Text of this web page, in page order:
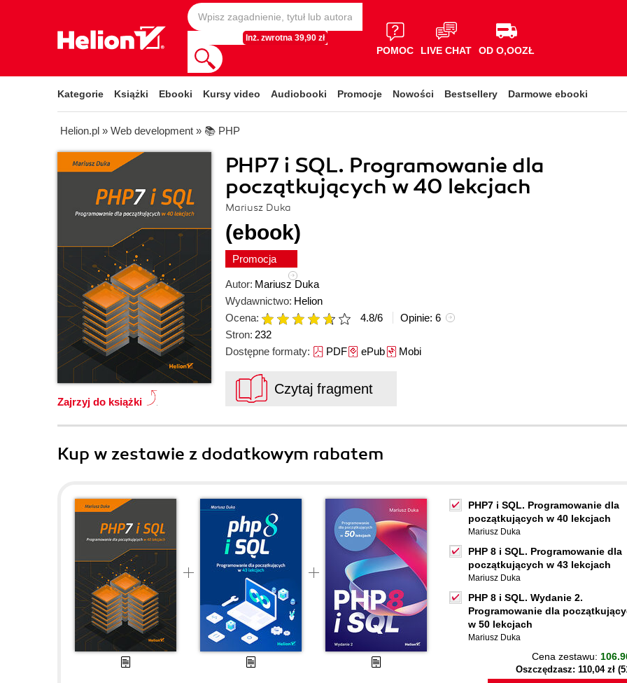
Inż. zwrotna 39,90 zł
POMOC LIVE CHAT OD O,OOZŁ
Kategorie Książki Ebooki Kursy video Audiobooki Promocje Nowości Bestsellery Darmowe ebooki
Helion.pl » Web development » 📚 PHP
PHP7 i SQL. Programowanie dla
początkujących w 40 lekcjach
Mariusz Duka
(ebook)
Promocja
Zajrzyj do książki
Autor: Mariusz Duka
Wydawnictwo: Helion
Ocena:
4.8/6 Opinie: 6
Stron: 232
Dostępne formaty: PDFePubMobi
Czytaj fragment
Kup w zestawie z dodatkowym rabatem
PHP7 i SQL. Programowanie dla
początkujących w 40 lekcjach
Mariusz Duka
PHP 8 i SQL. Programowanie dla
początkujących w 43 lekcjach
Mariusz Duka
PHP 8 i SQL. Wydanie 2.
Programowanie dla
w 50 lekcjach
Mariusz Duka
Cena zestawu:
Oszczędzasz: 110,04 zł